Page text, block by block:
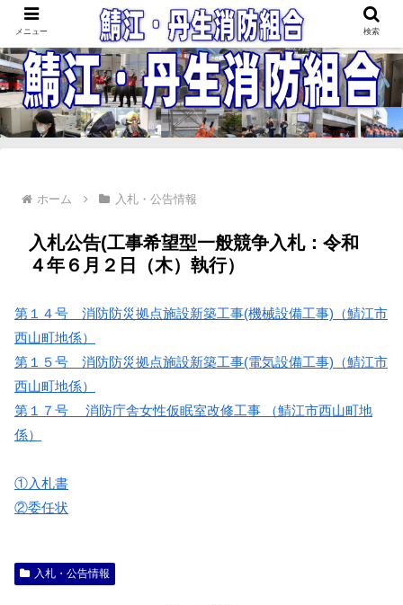
鯖江・丹生消防組合
ホーム 入札・公告情報
入札公告(工事希望型一般競争入札：令和
４年６月２日（木）執行）
第１４号 消防防災拠点施設新築工事(機械設備工事)（鯖江市
西山町地係）
第１５号 消防防災拠点施設新築工事(電気設備工事)（鯖江市
西山町地係）
第１７号 消防庁舎女性仮眠室改修工事 （鯖江市西山町地
係）
①入札書
②委任状
入札・公告情報
メニュー 検索